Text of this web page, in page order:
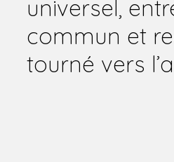
universel,
commun et
tourné vers